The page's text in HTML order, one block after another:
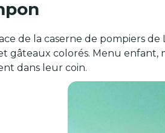
de la caserne de pompiers
gâteaux colorés. Menu
dans leur coin.